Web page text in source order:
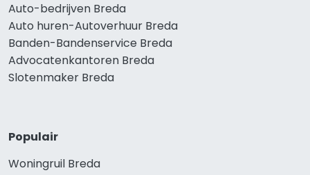
Auto-bedrijven Breda
Auto huren-Autoverhuur Breda
Banden-Bandenservice Breda
Advocatenkantoren Breda
Slotenmaker Breda
Populair
Woningruil Breda